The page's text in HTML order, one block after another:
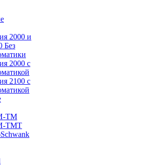
2000 и
Без
2000 с
2100 с
ТМ
ТМТ